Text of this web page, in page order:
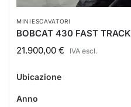
MINIESCAVATORI
BOBCAT 430 FAST TRACK
21.900,00 € IVA escl.
Ubicazione
Anno